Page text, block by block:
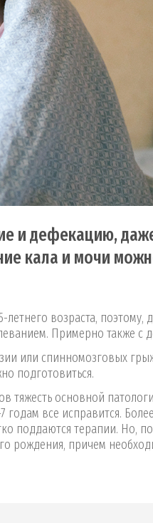
и дефекацию,
кала и мочи
возраста, поэтому,
Примерно также с
или спинномозговых
подготовиться.
тяжесть основной
все исправится.
поддаются терапии. Но,
рождения, причем